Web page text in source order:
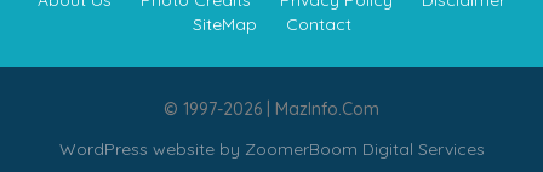
SiteMap
Contact
© 1997-2026 | MazInfo.Com
WordPress website by ZoomerBoom Digital Services